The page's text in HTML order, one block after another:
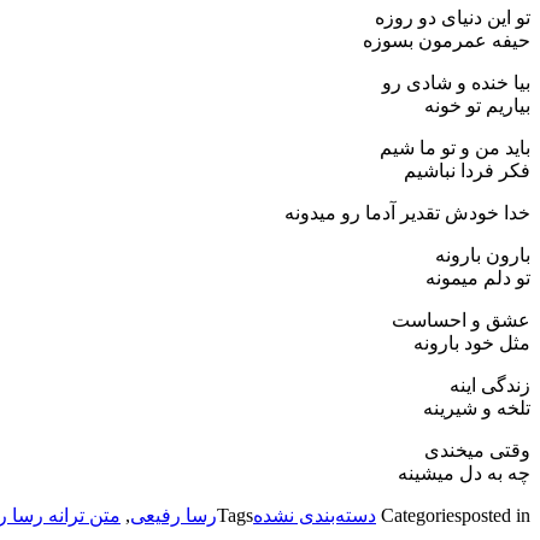
تو این دنیای دو روزه
حیفه عمرمون بسوزه
بیا خنده و شادی رو
بیاریم تو خونه
باید من و تو ما شیم
فکر فردا نباشیم
خدا خودش تقدیر آدما رو میدونه
بارون بارونه
تو دلم میمونه
عشق و احساست
مثل خود بارونه
زندگی اینه
تلخه و شیرینه
وقتی میخندی
چه به دل میشینه
Categoriesposted in دسته‌بندی نشدهTagsرسا رفیعی, متن ترانه رسا